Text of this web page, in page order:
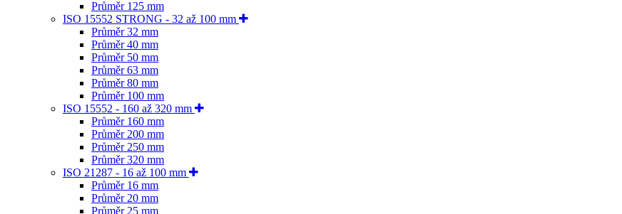
Průměr 125 mm
ISO 15552 STRONG - 32 až 100 mm
Průměr 32 mm
Průměr 40 mm
Průměr 50 mm
Průměr 63 mm
Průměr 80 mm
Průměr 100 mm
ISO 15552 - 160 až 320 mm
Průměr 160 mm
Průměr 200 mm
Průměr 250 mm
Průměr 320 mm
ISO 21287 - 16 až 100 mm
Průměr 16 mm
Průměr 20 mm
Průměr 25 mm